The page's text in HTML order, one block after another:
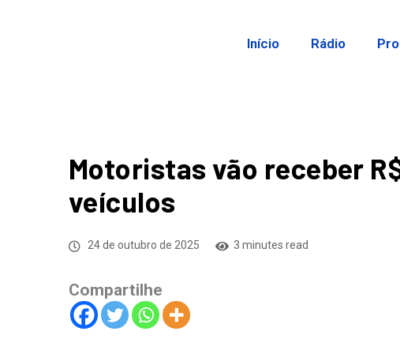
Início Rádio
Motoristas vão receber
veículos
24 de outubro de 2025 3 minutes read
Compartilhe